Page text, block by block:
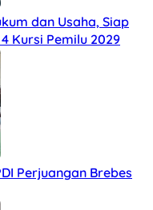
dan Usaha, Siap
Kursi Pemilu 2029
Perjuangan Brebes